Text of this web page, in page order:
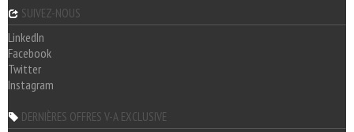
SUIVEZ-NOUS
LinkedIn
Facebook
Twitter
Instagram
DERNIÈRES OFFRES V-A EXCLUSIVE